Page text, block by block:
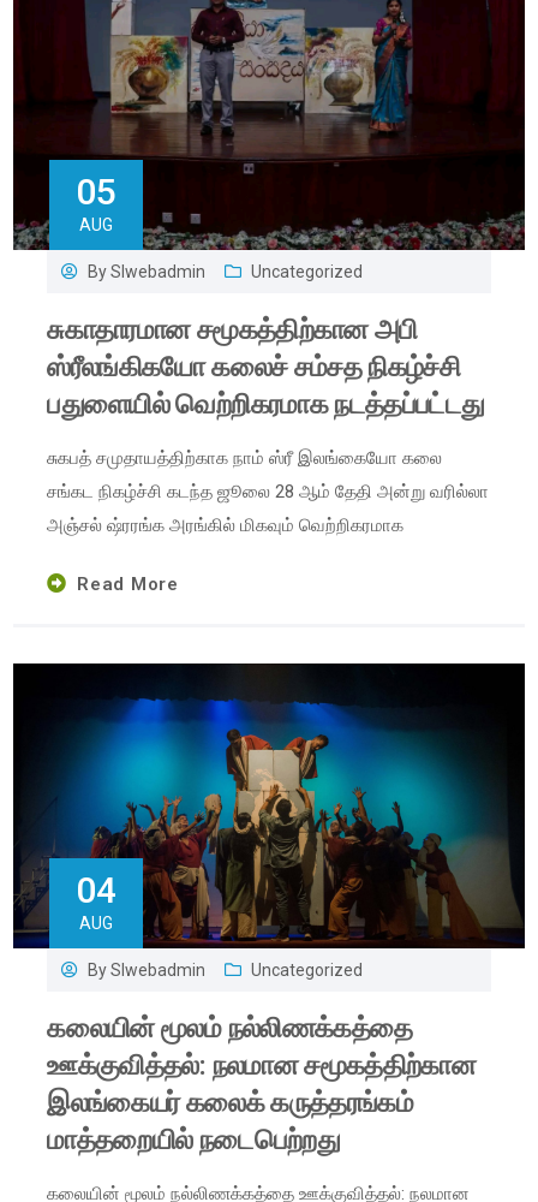
05
AUG
BySlwebadmin Uncategorized
சுகாதாரமான சமூகத்திற்கான அபி
ஸ்ரீலங்கிகயோ கலைச் சம்சத நிகழ்ச்சி
பதுளையில் வெற்றிகரமாக நடத்தப்பட்டது
சுகபத் சமுதாயத்திற்காக நாம் ஸ்ரீ இலங்கையோ கலை
சங்கட நிகழ்ச்சி கடந்த ஜூலை 28 ஆம் தேதி அன்று வரில்லா
அஞ்சல் ஷ்ரரங்க அரங்கில் மிகவும் வெற்றிகரமாக
Read More
04
AUG
BySlwebadmin Uncategorized
கலையின் மூலம் நல்லிணக்கத்தை
ஊக்குவித்தல்: நலமான சமூகத்திற்கான
இலங்கையர் கலைக் கருத்தரங்கம்
மாத்தறையில் நடைபெற்றது
கலையின் மூலம் நல்லிணக்கத்தை ஊக்குவித்தல்: நலமான